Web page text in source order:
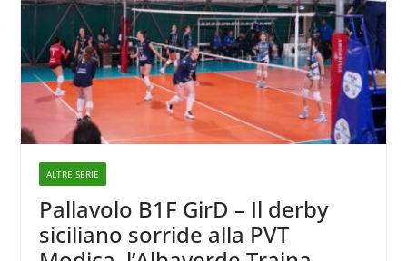
ALTRE SERIE
Pallavolo B1F GirD – Il derby
siciliano sorride alla PVT